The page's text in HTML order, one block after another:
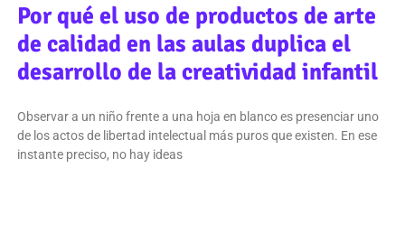
Por qué el uso de productos de arte
de calidad en las aulas duplica el
desarrollo de la creatividad infantil
Observar a un niño frente a una hoja en blanco es presenciar uno
de los actos de libertad intelectual más puros que existen. En ese
instante preciso, no hay ideas